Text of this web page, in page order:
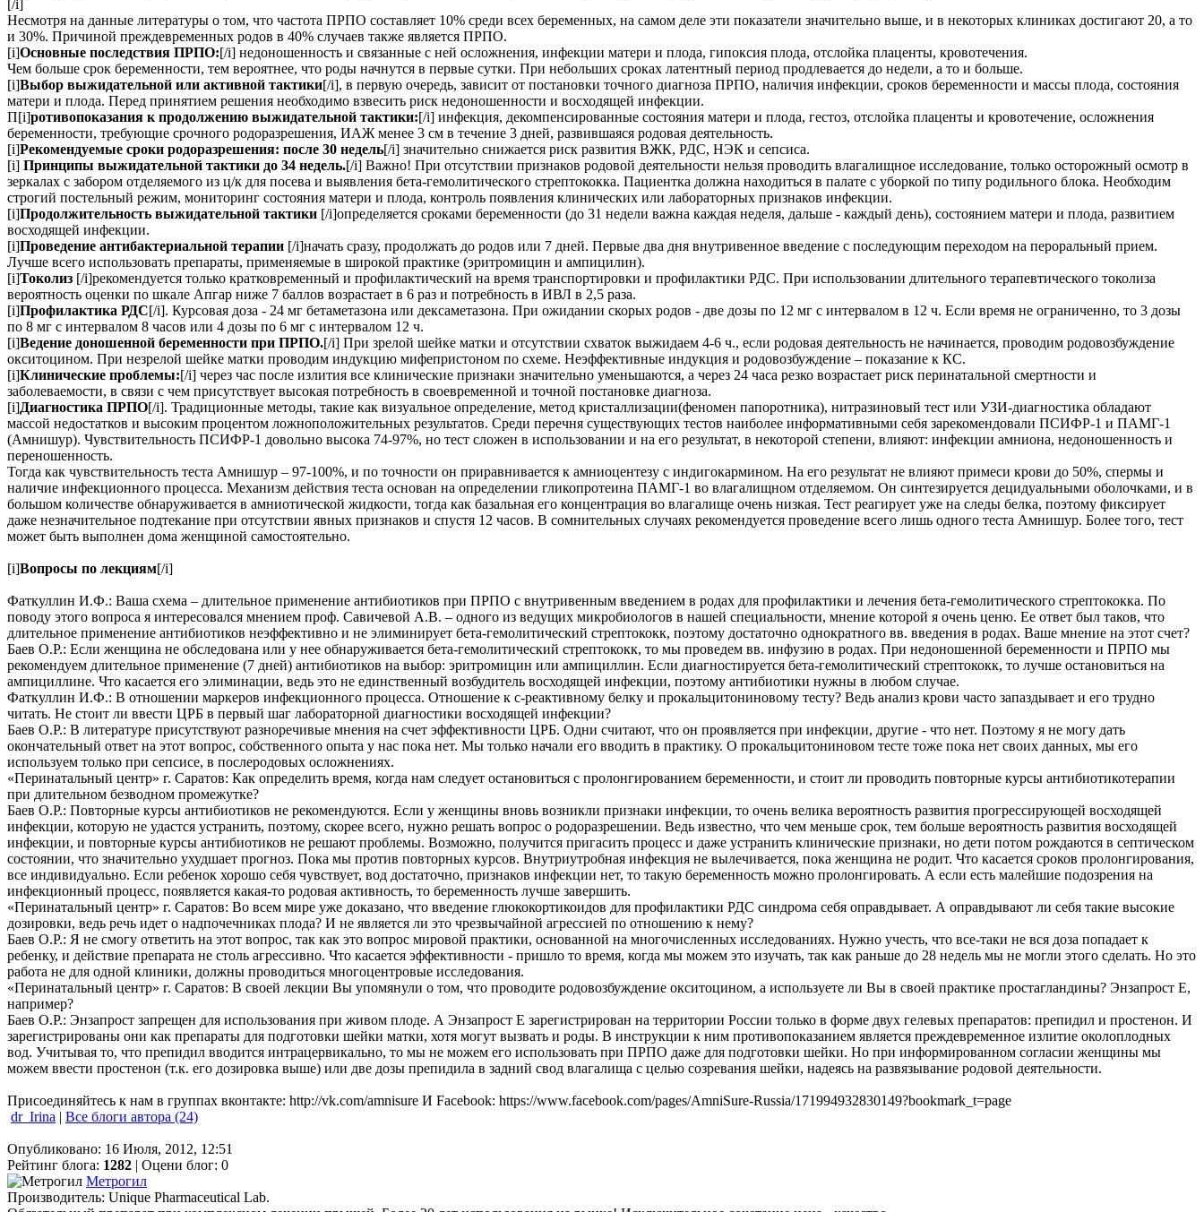
[/i]
Несмотря на данные литературы о том, что частота ПРПО составляет 10% среди всех беременных, на самом деле эти показатели значительно выше, и в некоторых клиниках достигают 20, а то
и 30%. Причиной преждевременных родов в 40% случаев также является ПРПО.
[i]Основные последствия ПРПО:[/i] недоношенность и связанные с ней осложнения, инфекции матери и плода, гипоксия плода, отслойка плаценты, кровотечения.
Чем больше срок беременности, тем вероятнее, что роды начнутся в первые сутки. При небольших сроках латентный период продлевается до недели, а то и больше.
[i]Выбор выжидательной или активной тактики[/i], в первую очередь, зависит от постановки точного диагноза ПРПО, наличия инфекции, сроков беременности и массы плода, состояния
матери и плода. Перед принятием решения необходимо взвесить риск недоношенности и восходящей инфекции.
П[i]ротивопоказания к продолжению выжидательной тактики:[/i] инфекция, декомпенсированные состояния матери и плода, гестоз, отслойка плаценты и кровотечение, осложнения
беременности, требующие срочного родоразрешения, ИАЖ менее 3 см в течение 3 дней, развившаяся родовая деятельность.
[i]Рекомендуемые сроки родоразрешения: после 30 недель[/i] значительно снижается риск развития ВЖК, РДС, НЭК и сепсиса.
[i] Принципы выжидательной тактики до 34 недель.[/i] Важно! При отсутствии признаков родовой деятельности нельзя проводить влагалищное исследование, только осторожный осмотр в
зеркалах с забором отделяемого из ц/к для посева и выявления бета-гемолитического стрептококка. Пациентка должна находиться в палате с уборкой по типу родильного блока. Необходим
строгий постельный режим, мониторинг состояния матери и плода, контроль появления клинических или лабораторных признаков инфекции.
[i]Продолжительность выжидательной тактики [/i]определяется сроками беременности (до 31 недели важна каждая неделя, дальше - каждый день), состоянием матери и плода, развитием
восходящей инфекции.
[i]Проведение антибактериальной терапии [/i]начать сразу, продолжать до родов или 7 дней. Первые два дня внутривенное введение с последующим переходом на пероральный прием.
Лучше всего использовать препараты, применяемые в широкой практике (эритромицин и ампицилин).
[i]Токолиз [/i]рекомендуется только кратковременный и профилактический на время транспортировки и профилактики РДС. При использовании длительного терапевтического токолиза
вероятность оценки по шкале Апгар ниже 7 баллов возрастает в 6 раз и потребность в ИВЛ в 2,5 раза.
[i]Профилактика РДС[/i]. Курсовая доза - 24 мг бетаметазона или дексаметазона. При ожидании скорых родов - две дозы по 12 мг с интервалом в 12 ч. Если время не ограниченно, то 3 дозы
по 8 мг с интервалом 8 часов или 4 дозы по 6 мг с интервалом 12 ч.
[i]Ведение доношенной беременности при ПРПО.[/i] При зрелой шейке матки и отсутствии схваток выжидаем 4-6 ч., если родовая деятельность не начинается, проводим родовозбуждение
окситоцином. При незрелой шейке матки проводим индукцию мифепристоном по схеме. Неэффективные индукция и родовозбуждение – показание к КС.
[i]Клинические проблемы:[/i] через час после излития все клинические признаки значительно уменьшаются, а через 24 часа резко возрастает риск перинатальной смертности и
заболеваемости, в связи с чем присутствует высокая потребность в своевременной и точной постановке диагноза.
[i]Диагностика ПРПО[/i]. Традиционные методы, такие как визуальное определение, метод кристаллизации(феномен папоротника), нитразиновый тест или УЗИ-диагностика обладают
массой недостатков и высоким процентом ложноположительных результатов. Среди перечня существующих тестов наиболее информативными себя зарекомендовали ПСИФР-1 и ПАМГ-1
(Амнишур). Чувствительность ПСИФР-1 довольно высока 74-97%, но тест сложен в использовании и на его результат, в некоторой степени, влияют: инфекции амниона, недоношенность и
переношенность.
Тогда как чувствительность теста Амнишур – 97-100%, и по точности он приравнивается к амниоцентезу с индигокармином. На его результат не влияют примеси крови до 50%, спермы и
наличие инфекционного процесса. Механизм действия теста основан на определении гликопротеина ПАМГ-1 во влагалищном отделяемом. Он синтезируется децидуальными оболочками, и в
большом количестве обнаруживается в амниотической жидкости, тогда как базальная его концентрация во влагалище очень низкая. Тест реагирует уже на следы белка, поэтому фиксирует
даже незначительное подтекание при отсутствии явных признаков и спустя 12 часов. В сомнительных случаях рекомендуется проведение всего лишь одного теста Амнишур. Более того, тест
может быть выполнен дома женщиной самостоятельно.
[i]Вопросы по лекциям[/i]
Фаткуллин И.Ф.: Ваша схема – длительное применение антибиотиков при ПРПО с внутривенным введением в родах для профилактики и лечения бета-гемолитического стрептококка. По
поводу этого вопроса я интересовался мнением проф. Савичевой А.В. – одного из ведущих микробиологов в нашей специальности, мнение которой я очень ценю. Ее ответ был таков, что
длительное применение антибиотиков неэффективно и не элиминирует бета-гемолитический стрептококк, поэтому достаточно однократного вв. введения в родах. Ваше мнение на этот счет?
Баев О.Р.: Если женщина не обследована или у нее обнаруживается бета-гемолитический стрептококк, то мы проведем вв. инфузию в родах. При недоношенной беременности и ПРПО мы
рекомендуем длительное применение (7 дней) антибиотиков на выбор: эритромицин или ампициллин. Если диагностируется бета-гемолитический стрептококк, то лучше остановиться на
ампициллине. Что касается его элиминации, ведь это не единственный возбудитель восходящей инфекции, поэтому антибиотики нужны в любом случае.
Фаткуллин И.Ф.: В отношении маркеров инфекционного процесса. Отношение к с-реактивному белку и прокальцитониновому тесту? Ведь анализ крови часто запаздывает и его трудно
читать. Не стоит ли ввести ЦРБ в первый шаг лабораторной диагностики восходящей инфекции?
Баев О.Р.: В литературе присутствуют разноречивые мнения на счет эффективности ЦРБ. Одни считают, что он проявляется при инфекции, другие - что нет. Поэтому я не могу дать
окончательный ответ на этот вопрос, собственного опыта у нас пока нет. Мы только начали его вводить в практику. О прокальцитониновом тесте тоже пока нет своих данных, мы его
используем только при сепсисе, в послеродовых осложнениях.
«Перинатальный центр» г. Саратов: Как определить время, когда нам следует остановиться с пролонгированием беременности, и стоит ли проводить повторные курсы антибиотикотерапии
при длительном безводном промежутке?
Баев О.Р.: Повторные курсы антибиотиков не рекомендуются. Если у женщины вновь возникли признаки инфекции, то очень велика вероятность развития прогрессирующей восходящей
инфекции, которую не удастся устранить, поэтому, скорее всего, нужно решать вопрос о родоразрешении. Ведь известно, что чем меньше срок, тем больше вероятность развития восходящей
инфекции, и повторные курсы антибиотиков не решают проблемы. Возможно, получится пригасить процесс и даже устранить клинические признаки, но дети потом рождаются в септическом
состоянии, что значительно ухудшает прогноз. Пока мы против повторных курсов. Внутриутробная инфекция не вылечивается, пока женщина не родит. Что касается сроков пролонгирования,
все индивидуально. Если ребенок хорошо себя чувствует, вод достаточно, признаков инфекции нет, то такую беременность можно пролонгировать. А если есть малейшие подозрения на
инфекционный процесс, появляется какая-то родовая активность, то беременность лучше завершить.
«Перинатальный центр» г. Саратов: Во всем мире уже доказано, что введение глюкокортикоидов для профилактики РДС синдрома себя оправдывает. А оправдывают ли себя такие высокие
дозировки, ведь речь идет о надпочечниках плода? И не является ли это чрезвычайной агрессией по отношению к нему?
Баев О.Р.: Я не смогу ответить на этот вопрос, так как это вопрос мировой практики, основанной на многочисленных исследованиях. Нужно учесть, что все-таки не вся доза попадает к
ребенку, и действие препарата не столь агрессивно. Что касается эффективности - пришло то время, когда мы можем это изучать, так как раньше до 28 недель мы не могли этого сделать. Но это
работа не для одной клиники, должны проводиться многоцентровые исследования.
«Перинатальный центр» г. Саратов: В своей лекции Вы упомянули о том, что проводите родовозбуждение окситоцином, а используете ли Вы в своей практике простагландины? Энзапрост Е,
например?
Баев О.Р.: Энзапрост запрещен для использования при живом плоде. А Энзапрост Е зарегистрирован на территории России только в форме двух гелевых препаратов: препидил и простенон. И
зарегистрированы они как препараты для подготовки шейки матки, хотя могут вызвать и роды. В инструкции к ним противопоказанием является преждевременное излитие околоплодных
вод. Учитывая то, что препидил вводится интрацервикально, то мы не можем его использовать при ПРПО даже для подготовки шейки. Но при информированном согласии женщины мы
можем ввести простенон (т.к. его дозировка выше) или две дозы препидила в задний свод влагалища с целью созревания шейки, надеясь на развязывание родовой деятельности.
Присоединяйтесь к нам в группах вконтакте: http://vk.com/amnisure И Facebook: https://www.facebook.com/pages/AmniSure-Russia/171994932830149?bookmark_t=page
dr_Irina | Все блоги автора (24)
Опубликовано: 16 Июля, 2012, 12:51
Рейтинг блога: 1282 | Оцени блог: 0
Метрогил
Производитель: Unique Pharmaceutical Lab.